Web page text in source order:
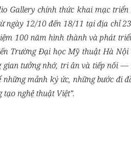
Gallery chính thức khai mạc
ngày 12/10 đến 18/11 tại địa chỉ
100 năm hình thành và phát
Trường Đại học Mỹ thuật Hà
tưởng nhớ, tri ân và tiếp nối —
mảnh ký ức, những bước đi
nghệ thuật Việt”.